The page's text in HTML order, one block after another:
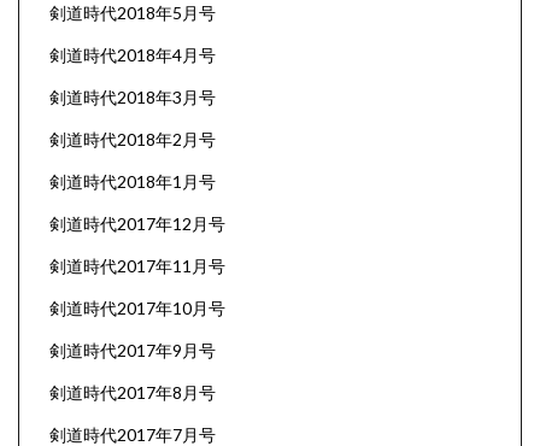
剣道時代2018年5月号
剣道時代2018年4月号
剣道時代2018年3月号
剣道時代2018年2月号
剣道時代2018年1月号
剣道時代2017年12月号
剣道時代2017年11月号
剣道時代2017年10月号
剣道時代2017年9月号
剣道時代2017年8月号
剣道時代2017年7月号